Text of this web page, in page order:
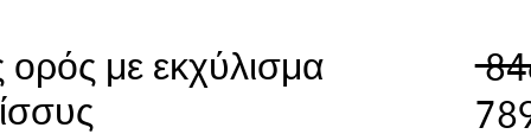
με εκχύλισμα